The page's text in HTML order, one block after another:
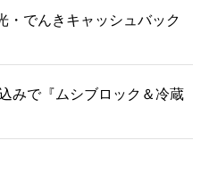
・でんきキャッシュバック
みで『ムシブロック＆冷蔵